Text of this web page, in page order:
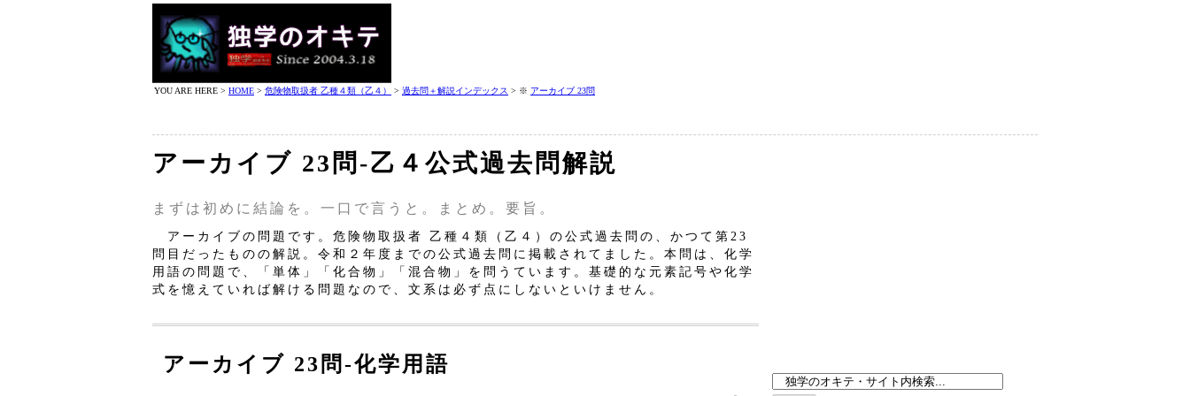
YOU ARE HERE > HOME > 危険物取扱者 乙種４類（乙４） > 過去問＋解説インデックス > ※ アーカイブ 23問
アーカイブ 23問‐乙４公式過去問解説
まずは初めに結論を。一口で言うと。まとめ。要旨。
アーカイブの問題です。危険物取扱者 乙種４類（乙４）の公式過去問の、かつて第23
問目だったものの解説。令和２年度までの公式過去問に掲載されてました。本問は、化学
用語の問題で、「単体」「化合物」「混合物」を問うています。基礎的な元素記号や化学
式を憶えていれば解ける問題なので、文系は必ず点にしないといけません。
アーカイブ 23問‐化学用語